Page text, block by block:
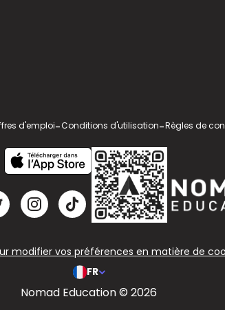
d'emploi-Conditions d'utilisation-Règles de
modifier vos préférences en matière de
FR
Nomad Education © 2026